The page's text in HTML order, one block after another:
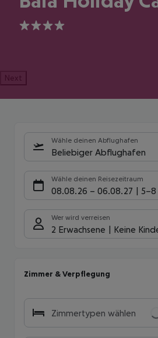
4
Next
Wähle deinen Abflughafen
Beliebiger Abflughafen
Wähle deinen Reisezeitraum
08.08.26 – 06.08.27 5-8
Wer wird verreisen
2 Erwachsene Keine
Zimmer & Verpflegung
Zimmertypen wählen